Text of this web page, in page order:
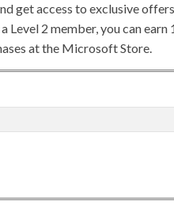
get access to exclusive
Level 2 member, you can
at the Microsoft Store.